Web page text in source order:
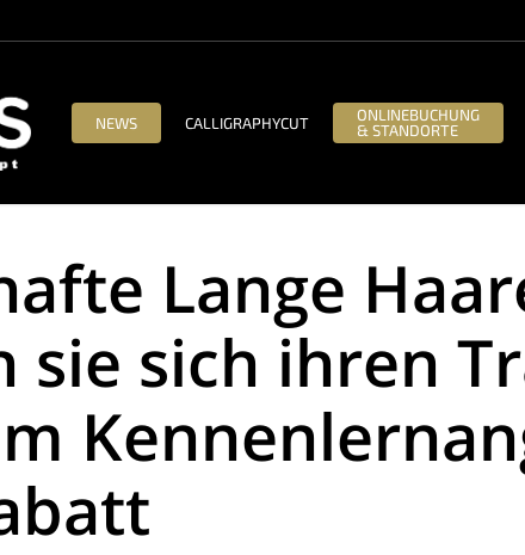
NEWS CALLIGRAPHYCUT
ONLINEBUCHUNG
& STANDORTE
Lange
sie sich ihren